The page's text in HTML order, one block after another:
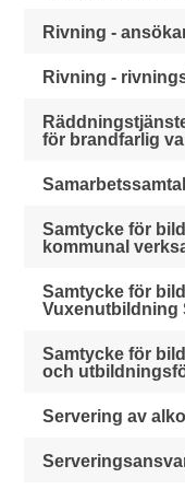
Rivning -
Rivning -
för brandfarlig
Samtycke för
kommunal
Samtycke för
Vuxenutbildning
Samtycke för
och
Servering av